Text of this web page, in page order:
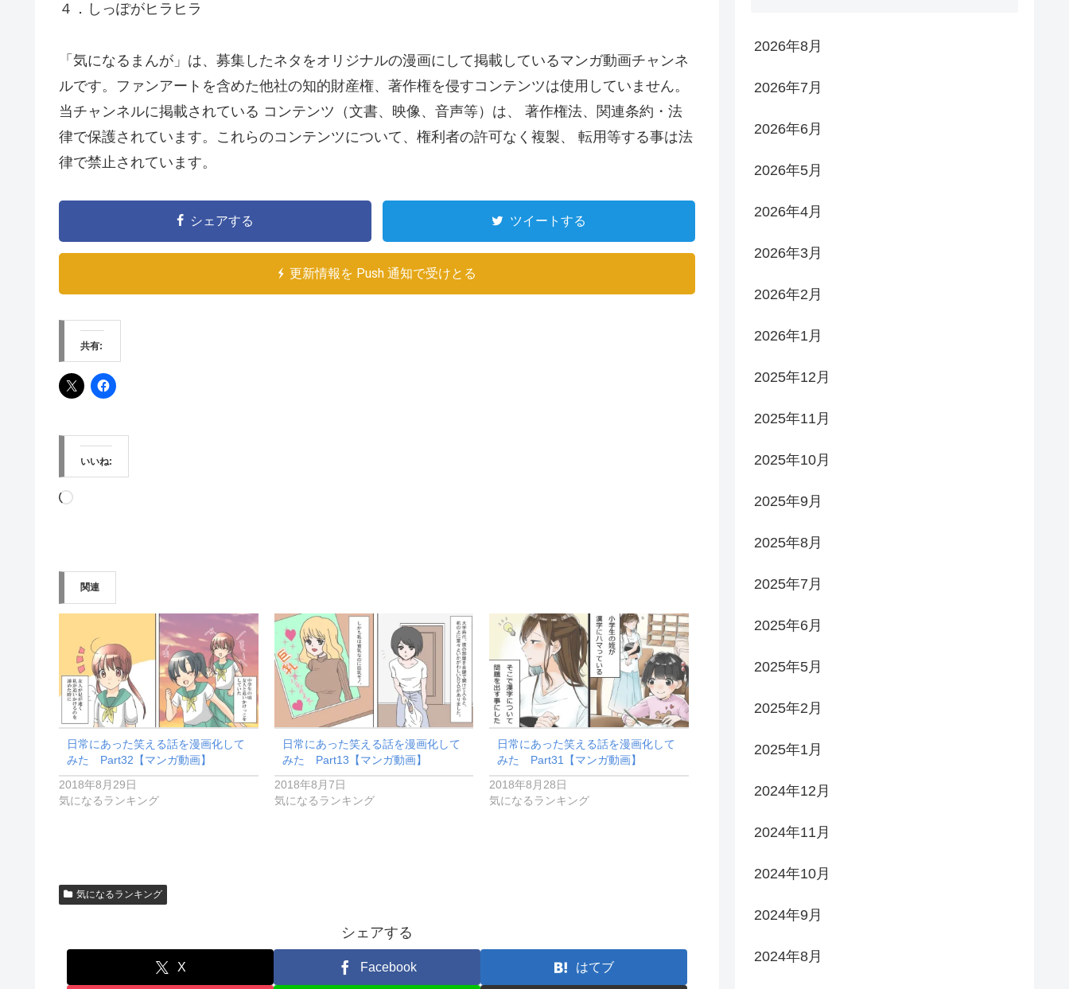
４．しっぽがヒラヒラ
「気になるまんが」は、募集したネタをオリジナルの漫画にして掲載しているマンガ動画チャンネ
ルです。ファンアートを含めた他社の知的財産権、著作権を侵すコンテンツは使用していません。
当チャンネルに掲載されている コンテンツ（文書、映像、音声等）は、 著作権法、関連条約・法
律で保護されています。これらのコンテンツについて、権利者の許可なく複製、 転用等する事は法
律で禁止されています。
シェアする ツイートする
更新情報を Push 通知で受けとる
共有:
いいね:
読
み
中…
関連
日常にあった笑える話を漫画化して
みた Part32【マンガ動画】
2018年8月29日
気になるランキング
日常にあった笑える話を漫画化して
みた Part13【マンガ動画】
2018年8月7日
気になるランキング
日常にあった笑える話を漫画化して
みた Part31【マンガ動画】
2018年8月28日
気になるランキング
気になるランキング
シェアする
X Facebook はてブ
2026年8月
2026年7月
2026年6月
2026年5月
2026年4月
2026年3月
2026年2月
2026年1月
2025年12月
2025年11月
2025年10月
2025年9月
2025年8月
2025年7月
2025年6月
2025年5月
2025年2月
2025年1月
2024年12月
2024年11月
2024年10月
2024年9月
2024年8月